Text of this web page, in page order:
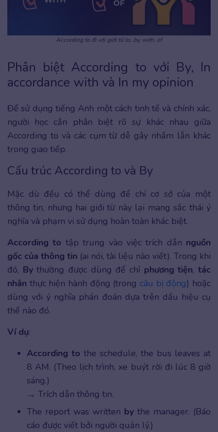
According to đi với giới từ to, by, with, of
Phân biệt According to với By, In
accordance with và In my opinion
Để sử dụng tiếng Anh một cách tinh tế và chính xác,
người học cần phân biệt rõ sự khác nhau giữa
According to và các cụm từ dễ gây nhầm lẫn khác
trong giao tiếp.
Cấu trúc According to và By
Mặc dù đều có thể dùng để chỉ cơ sở của một
thông tin, nhưng hai giới từ này lại mang sắc thái ý
nghĩa và phạm vi sử dụng hoàn toàn khác biệt.
According to tập trung vào việc trích dẫn nguồn
gốc của thông tin (ai nói, tài liệu nào viết). Trong khi
đó, Bythường được dùng để chỉ phương tiện,tác
nhân thực hiện hành động (trong câu bị động) hoặc
dùng với ý nghĩa phán đoán dựa trên dấu hiệu cụ
thể nào đó.
Ví dụ:
According to the schedule, the bus leaves at
8 AM. (Theo lịch trình, xe buýt rời đi lúc 8 giờ
sáng.)
→ Trích dẫn thông tin.
The report was written by the manager. (Báo
cáo được viết bởi người quản lý.)